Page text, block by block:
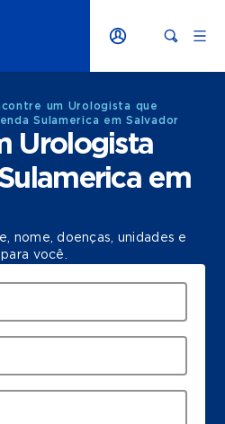
um Urologista que
Sulamerica em Salvador
Urologista
em
nome, doenças, unidades e
você.